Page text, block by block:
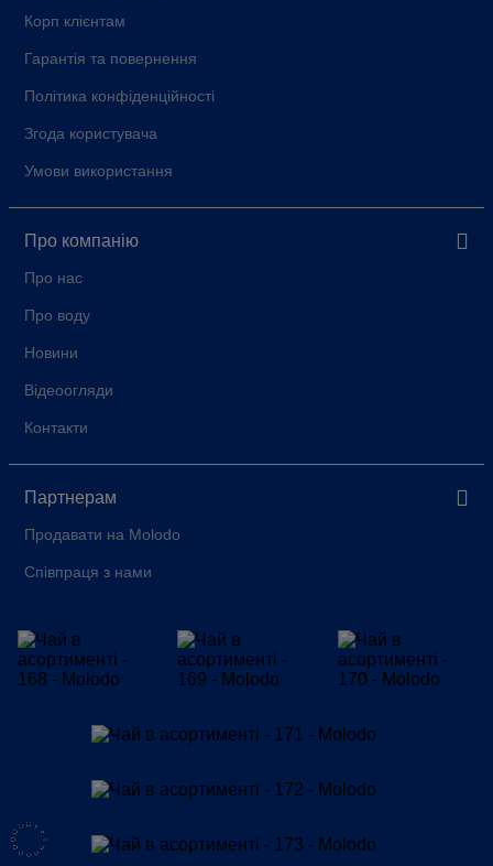
Корп клієнтам
Гарантія та повернення
Політика конфіденційності
Згода користувача
Умови використання
Про компанію
Про нас
Про воду
Новини
Відеоогляди
Контакти
Партнерам
Продавати на Molodo
Співпраця з нами